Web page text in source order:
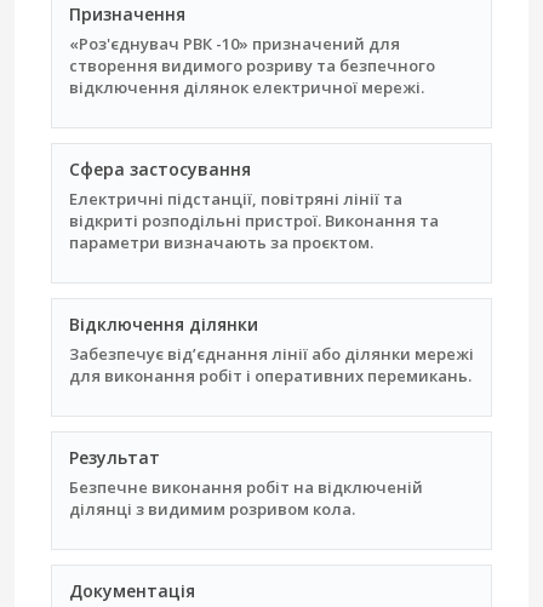
Призначення
«Роз'єднувач РВК -10» призначений для
створення видимого розриву та безпечного
відключення ділянок електричної мережі.
Сфера застосування
Електричні підстанції, повітряні лінії та
відкриті розподільні пристрої. Виконання та
параметри визначають за проєктом.
Відключення ділянки
Забезпечує від’єднання лінії або ділянки мережі
для виконання робіт і оперативних перемикань.
Результат
Безпечне виконання робіт на відключеній
ділянці з видимим розривом кола.
Документація